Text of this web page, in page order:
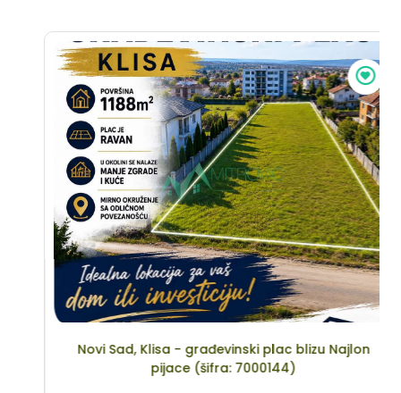
Novi Sad, Klisa - građevinski plac blizu Najlon
pijace (šifra: 7000144)